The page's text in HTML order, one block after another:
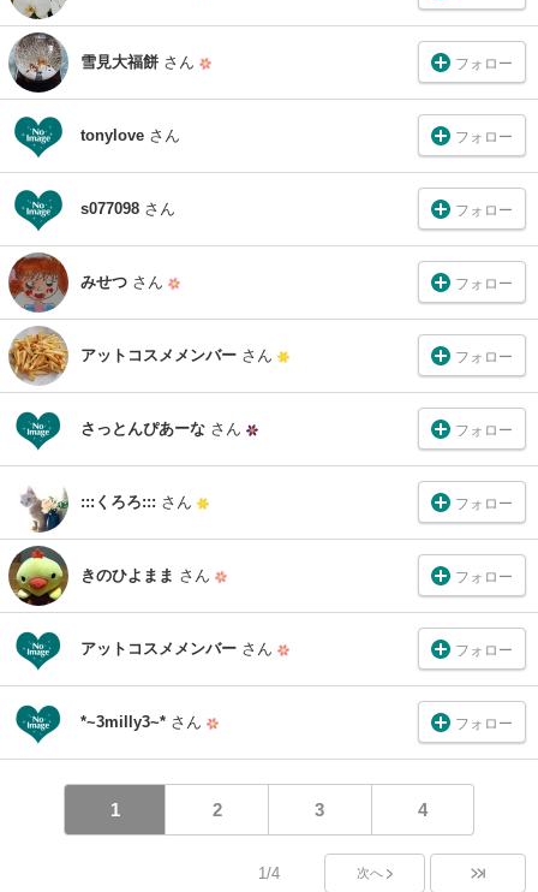
雪見大福餅 さん フォロー
tonylove さん フォロー
s077098 さん フォロー
みせつ さん フォロー
アットコスメメンバー さん フォロー
さっとんぴあーな さん フォロー
:::くろろ::: さん フォロー
きのひよまま さん フォロー
アットコスメメンバー さん フォロー
*~3milly3~* さん フォロー
1 2 3 4
1/4 次へ